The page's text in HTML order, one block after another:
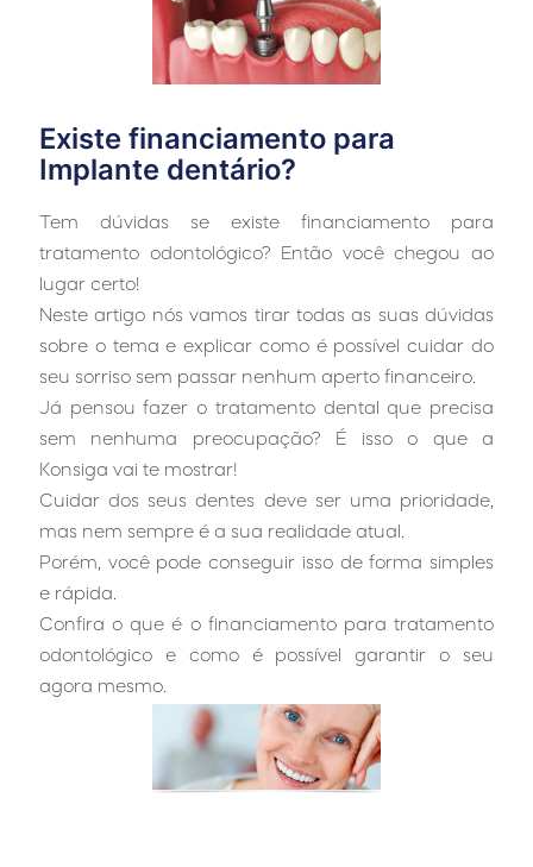
Existe financiamento para
Implante dentário?
Tem dúvidas se existe financiamento para
tratamento odontológico? Então você chegou ao
lugar certo!
Neste artigo nós vamos tirar todas as suas dúvidas
sobre o tema e explicar como é possível cuidar do
seu sorriso sem passar nenhum aperto financeiro.
Já pensou fazer o tratamento dental que precisa
sem nenhuma preocupação? É isso o que a
Konsiga vai te mostrar!
Cuidar dos seus dentes deve ser uma prioridade,
mas nem sempre é a sua realidade atual.
Porém, você pode conseguir isso de forma simples
e rápida.
Confira o que é o financiamento para tratamento
odontológico e como é possível garantir o seu
agora mesmo.